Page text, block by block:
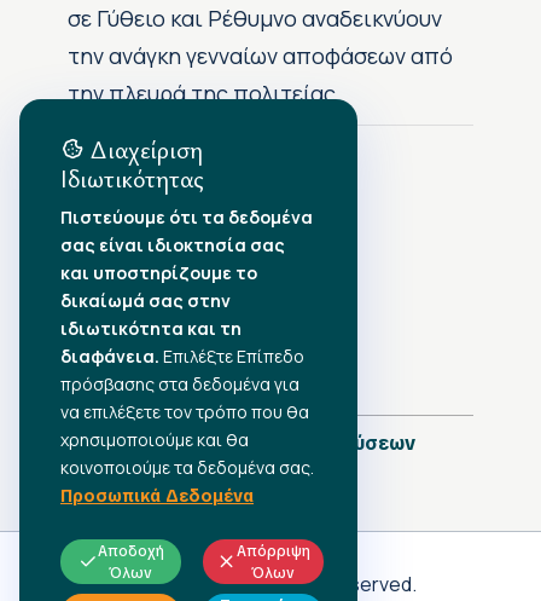
σε Γύθειο και Ρέθυμνο αναδεικνύουν
την ανάγκη γενναίων αποφάσεων από
την πλευρά της πολιτείας
Αρχείο Δημοσιεύσεων
•Αύγουστος 2026
•Ιούλιος 2026
•Ιούνιος 2026
•Μάιος 2026
•Απρίλιος 2026
•Μάρτιος 2026
Πλήρες Ημερολόγιο Δημοσιεύσεων
Γ.Σ.Ε.Ε © 2026 All rights reserved.
Διαχείριση
Ιδιωτικότητας
Πιστεύουμε ότι τα δεδομένα
σας είναι ιδιοκτησία σας
και υποστηρίζουμε το
δικαίωμά σας στην
ιδιωτικότητα και τη
διαφάνεια. Επιλέξτε Επίπεδο
πρόσβασης στα δεδομένα για
να επιλέξετε τον τρόπο που θα
χρησιμοποιούμε και θα
κοινοποιούμε τα δεδομένα σας.
Προσωπικά Δεδομένα
Αποδοχή
Όλων
Απόρριψη
Όλων